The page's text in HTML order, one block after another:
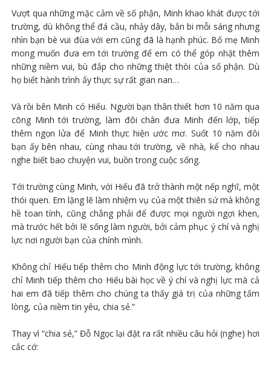
Vượt qua những mặc cảm về số phận, Minh khao khát được tới
trường, dù không thể đá cầu, nhảy dây, bắn bi mỗi sáng nhưng
nhìn bạn bè vui đùa với em cũng đã là hạnh phúc. Bố mẹ Minh
mong muốn đưa em tới trường để em có thể góp nhặt thêm
những niềm vui, bù đắp cho những thiệt thòi của số phận. Dù
họ biết hành trình ấy thực sự rất gian nan…
Và rồi bên Minh có Hiếu. Người bạn thân thiết hơn 10 năm qua
cõng Minh tới trường, làm đôi chân đưa Minh đến lớp, tiếp
thêm ngọn lửa để Minh thực hiện ước mơ. Suốt 10 năm đôi
bạn ấy bên nhau, cùng nhau tới trường, về nhà, kể cho nhau
nghe biết bao chuyện vui, buồn trong cuộc sống.
Tới trường cùng Minh, với Hiếu đã trở thành một nếp nghĩ, một
thói quen. Em lặng lẽ làm nhiệm vụ của một thiên sứ mà không
hề toan tính, cũng chẳng phải để được mọi người ngợi khen,
mà trước hết bởi lẽ sống làm người, bởi cảm phục ý chí và nghị
lực nơi người bạn của chính mình.
Không chỉ Hiếu tiếp thêm cho Minh động lực tới trường, không
chỉ Minh tiếp thêm cho Hiếu bài học về ý chí và nghị lực mà cả
hai em đã tiếp thêm cho chúng ta thấy giá trị của những tấm
lòng, của niềm tin yêu, chia sẻ.”
Thay vì “chia sẻ,” Đỗ Ngọc lại đặt ra rất nhiều câu hỏi (nghe) hơi
cắc cớ: